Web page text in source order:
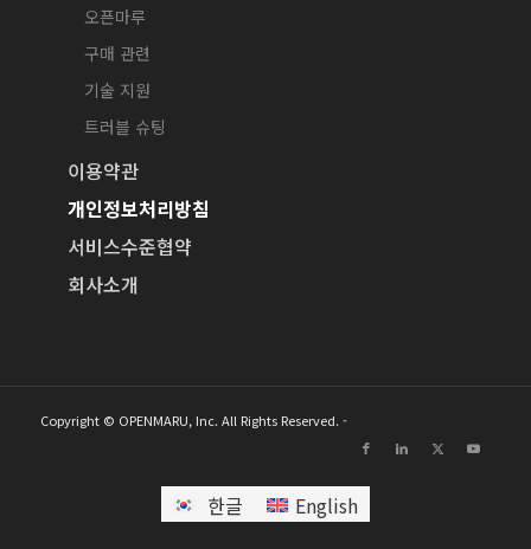
오픈마루
구매 관련
기술 지원
트러블 슈팅
이용약관
개인정보처리방침
서비스수준협약
회사소개
Copyright © OPENMARU, Inc. All Rights Reserved. -
한글 English